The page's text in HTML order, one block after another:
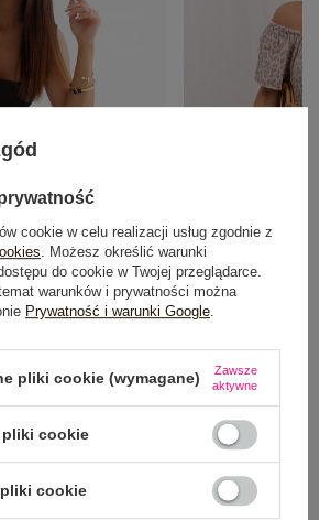
zł
L/XL
cookie w celu realizacji usług zgodnie z
. Możesz określić warunki
do cookie w Twojej przeglądarce.
warunków i prywatności można
Prywatność i warunki Google.
pliki cookie (wymagane)
Zawsze
aktywne
cookie
cookie